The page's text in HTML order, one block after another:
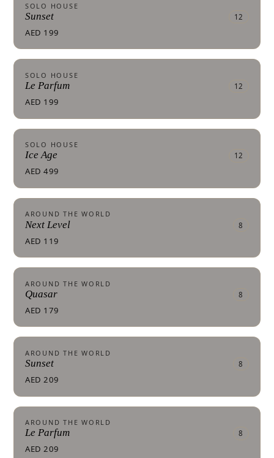
SOLO HOUSE
Sunset 12
AED 199
SOLO HOUSE
Le Parfum 12
AED 199
SOLO HOUSE
Ice Age 12
AED 499
AROUND THE WORLD
Next Level 8
AED 119
AROUND THE WORLD
Quasar 8
AED 179
AROUND THE WORLD
Sunset 8
AED 209
AROUND THE WORLD
Le Parfum 8
AED 209